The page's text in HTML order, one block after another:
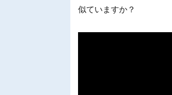
似ていますか？